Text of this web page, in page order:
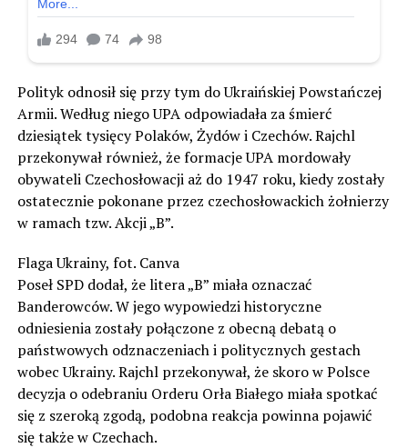
Polityk odnosił się przy tym do Ukraińskiej Powstańczej
Armii. Według niego UPA odpowiadała za śmierć
dziesiątek tysięcy Polaków, Żydów i Czechów. Rajchl
przekonywał również, że formacje UPA mordowały
obywateli Czechosłowacji aż do 1947 roku, kiedy zostały
ostatecznie pokonane przez czechosłowackich żołnierzy
w ramach tzw. Akcji „B”.
Flaga Ukrainy, fot. Canva
Poseł SPD dodał, że litera „B” miała oznaczać
Banderowców. W jego wypowiedzi historyczne
odniesienia zostały połączone z obecną debatą o
państwowych odznaczeniach i politycznych gestach
wobec Ukrainy. Rajchl przekonywał, że skoro w Polsce
decyzja o odebraniu Orderu Orła Białego miała spotkać
się z szeroką zgodą, podobna reakcja powinna pojawić
się także w Czechach.